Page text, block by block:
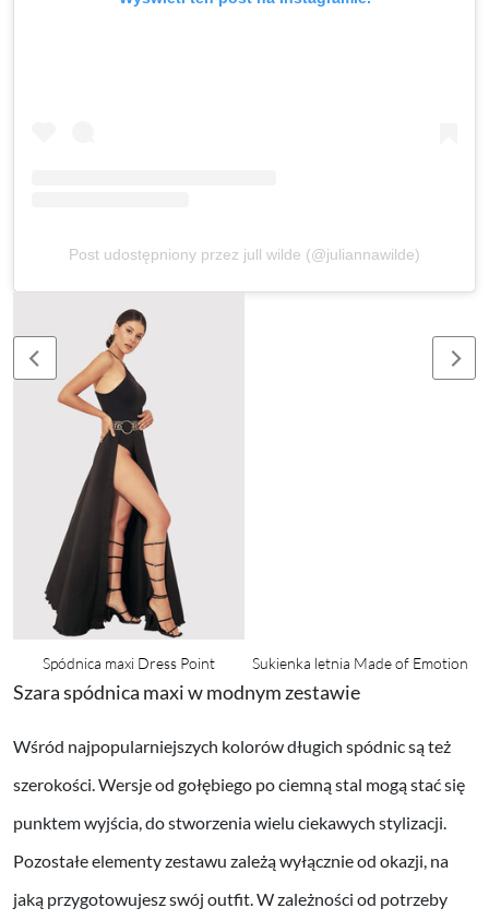
Post udostępniony przez jull wilde (@juliannawilde)
Spódnica maxi Dress Point Sukienka letnia Made of Emotion
Szara spódnica maxi w modnym zestawie
Wśród najpopularniejszych kolorów długich spódnic są też
szerokości. Wersje od gołębiego po ciemną stal mogą stać się
punktem wyjścia, do stworzenia wielu ciekawych stylizacji.
Pozostałe elementy zestawu zależą wyłącznie od okazji, na
jaką przygotowujesz swój outfit. W zależności od potrzeby